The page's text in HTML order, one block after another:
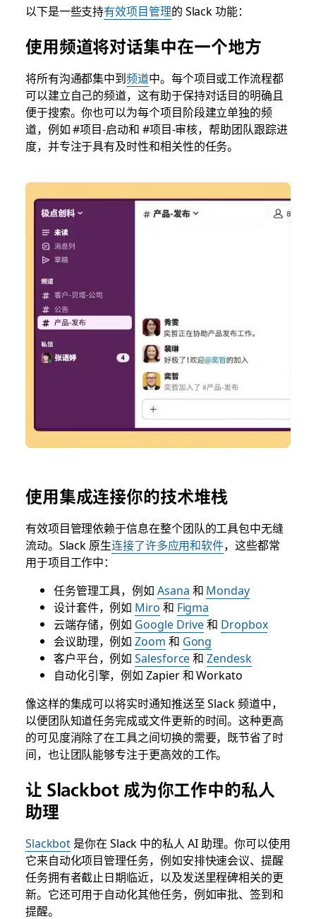
以下是一些支持有效项目管理的 Slack 功能：
使用频道将对话集中在一个地方
将所有沟通都集中到频道中。每个项目或工作流程都
可以建立自己的频道，这有助于保持对话目的明确且
便于搜索。你也可以为每个项目阶段建立单独的频
道，例如 #项目-启动和 #项目-审核，帮助团队跟踪进
度，并专注于具有及时性和相关性的任务。
使用集成连接你的技术堆栈
有效项目管理依赖于信息在整个团队的工具包中无缝
流动。Slack 原生连接了许多应用和软件，这些都常
用于项目工作中：
任务管理工具，例如Asana 和 Monday
设计套件，例如 Miro 和 Figma
云端存储，例如 Google Drive和 Dropbox
会议助理，例如Zoom 和 Gong
客户平台，例如Salesforce和Zendesk
自动化引擎，例如 Zapier 和 Workato
像这样的集成可以将实时通知推送至 Slack 频道中，
以便团队知道任务完成或文件更新的时间。这种更高
的可见度消除了在工具之间切换的需要，既节省了时
间，也让团队能够专注于更高效的工作。
让 Slackbot 成为你工作中的私人
助理
Slackbot 是你在 Slack 中的私人 AI 助理。你可以使用
它来自动化项目管理任务，例如安排快速会议、提醒
任务拥有者截止日期临近，以及发送里程碑相关的更
新。它还可用于自动化其他任务，例如审批、签到和
提醒。